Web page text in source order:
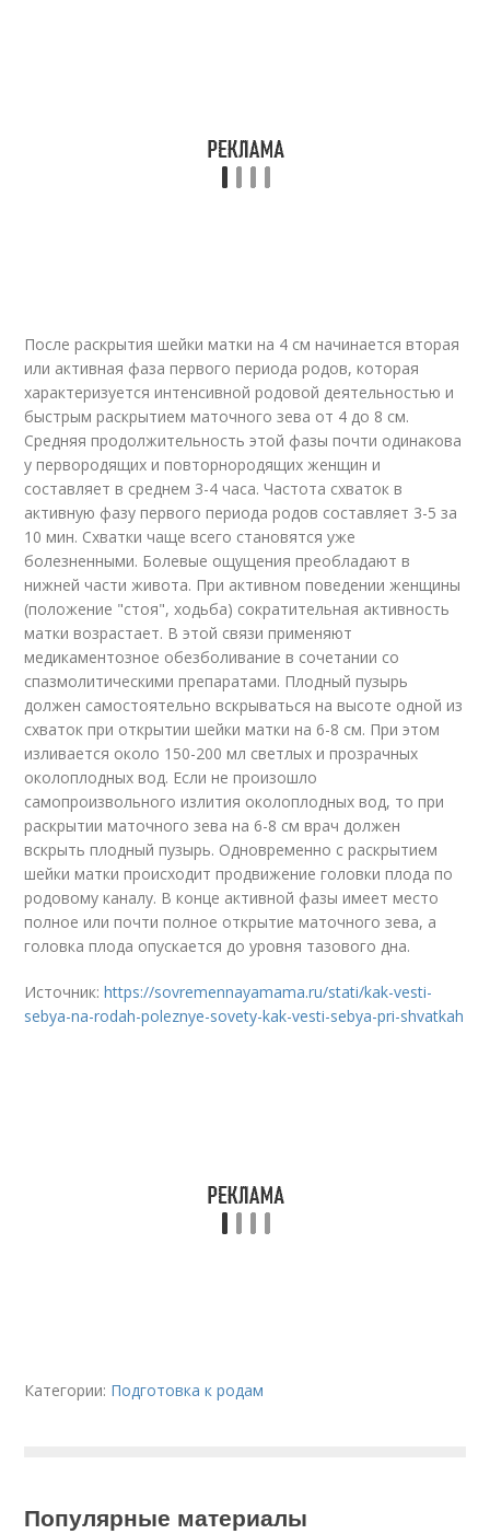
После раскрытия шейки матки на 4 см начинается вторая
или активная фаза первого периода родов, которая
характеризуется интенсивной родовой деятельностью и
быстрым раскрытием маточного зева от 4 до 8 см.
Средняя продолжительность этой фазы почти одинакова
у первородящих и повторнородящих женщин и
составляет в среднем 3-4 часа. Частота схваток в
активную фазу первого периода родов составляет 3-5 за
10 мин. Схватки чаще всего становятся уже
болезненными. Болевые ощущения преобладают в
нижней части живота. При активном поведении женщины
(положение "стоя", ходьба) сократительная активность
матки возрастает. В этой связи применяют
медикаментозное обезболивание в сочетании со
спазмолитическими препаратами. Плодный пузырь
должен самостоятельно вскрываться на высоте одной из
схваток при открытии шейки матки на 6-8 см. При этом
изливается около 150-200 мл светлых и прозрачных
околоплодных вод. Если не произошло
самопроизвольного излития околоплодных вод, то при
раскрытии маточного зева на 6-8 см врач должен
вскрыть плодный пузырь. Одновременно с раскрытием
шейки матки происходит продвижение головки плода по
родовому каналу. В конце активной фазы имеет место
полное или почти полное открытие маточного зева, а
головка плода опускается до уровня тазового дна.
Источник:https://sovremennayamama.ru/stati/kak-vesti-
sebya-na-rodah-poleznye-sovety-kak-vesti-sebya-pri-shvatkah
Категории: Подготовка к родам
Популярные материалы